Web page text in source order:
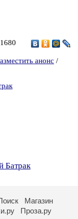
анонс /
Батрак
Магазин
Проза.ру